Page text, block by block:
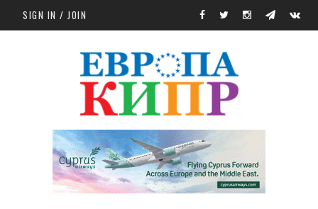
Skip to main content
SIGN IN / JOIN